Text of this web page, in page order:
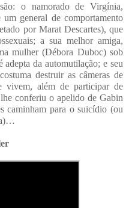
o namorado de Virgínia,
general de comportamento
por Marat Descartes), que
a sua melhor amiga,
mulher (Débora Duboc) sob
da automutilação; e seu
destruir as câmeras de
vivem, além de participar de
conferiu o apelido de Gabin
caminham para o suicídio (ou